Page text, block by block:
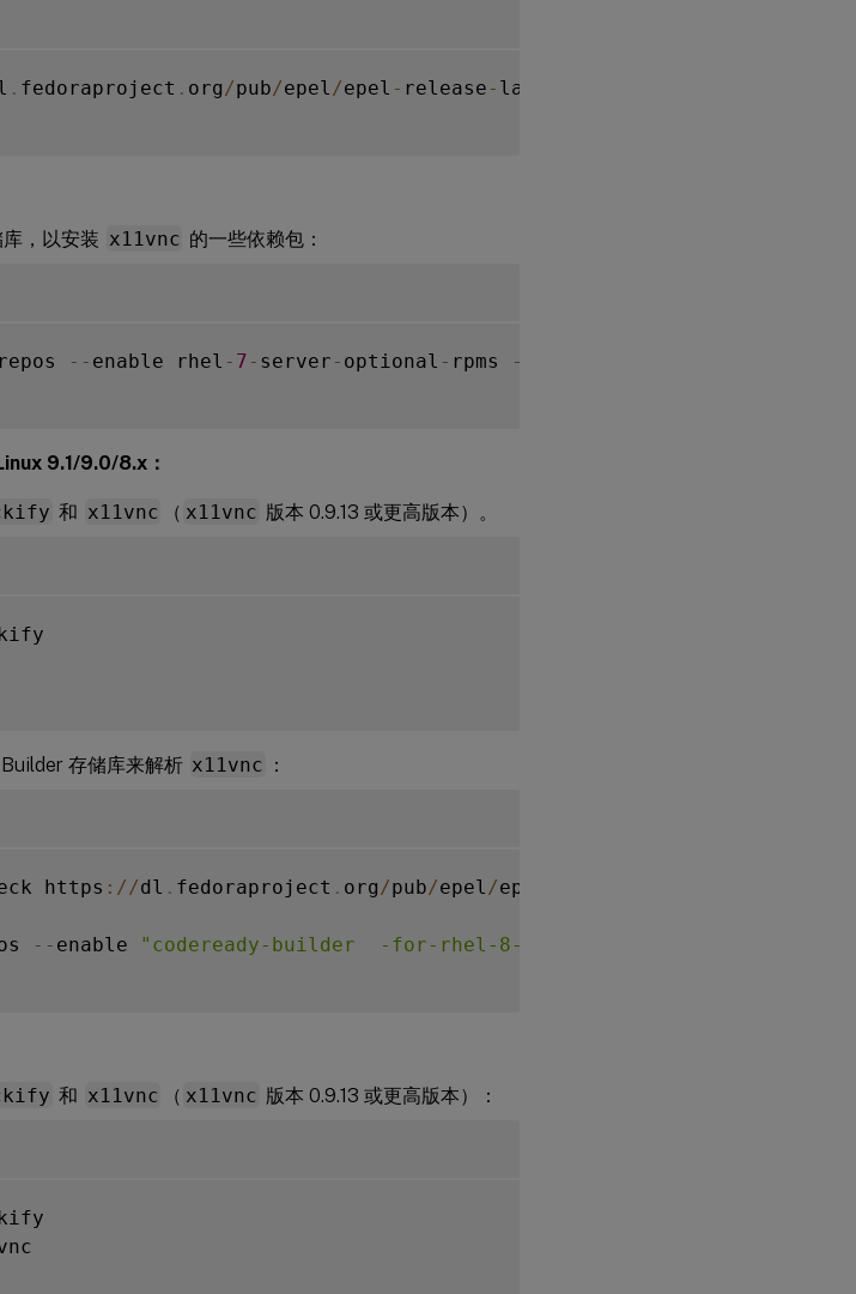
. fedoraproject . org /pub/epel /epel - release - latest
，以安装 x11vnc 的一些依赖包：
-- enable rhel - 7 - server - optional - rpms --
9.1/9.0/8.x：
和 x11vnc （ x11vnc 版本 0.9.13 或更高版本）。
存储库来解析 x11vnc ：
https : / /dl . fedoraproject . org /pub/epel /epel
-- enable "codeready-builder  -for-rhel-8-x86_64-rpms"
和 x11vnc （ x11vnc 版本 0.9.13 或更高版本）：